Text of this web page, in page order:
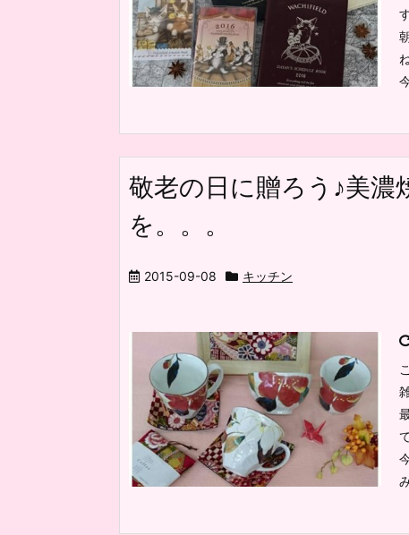
敬老の日に贈ろう♪美濃
を。。。
2015-09-08 キッチン